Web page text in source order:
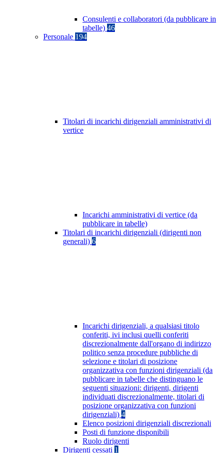
Consulenti e collaboratori (da pubblicare in
tabelle) 46
Personale 194
Titolari di incarichi dirigenziali amministrativi di
vertice
Incarichi amministrativi di vertice (da
pubblicare in tabelle)
Titolari di incarichi dirigenziali (dirigenti non
generali) 6
Incarichi dirigenziali, a qualsiasi titolo
conferiti, ivi inclusi quelli conferiti
discrezionalmente dall'organo di indirizzo
politico senza procedure pubbliche di
selezione e titolari di posizione
organizzativa con funzioni dirigenziali (da
pubblicare in tabelle che distinguano le
seguenti situazioni: dirigenti, dirigenti
individuati discrezionalmente, titolari di
posizione organizzativa con funzioni
dirigenziali) 4
Elenco posizioni dirigenziali discrezionali
Posti di funzione disponibili
Ruolo dirigenti
Dirigenti cessati 1